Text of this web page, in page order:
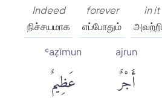
in it
forever
எப்போதும்
Indeed
நிச்சயமாக
ajrun
أَجْرٌ
ʿaẓīmun
عَظِيمٌ